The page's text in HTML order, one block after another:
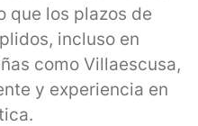
que los plazos de
incluso en
como Villaescusa,
y experiencia en